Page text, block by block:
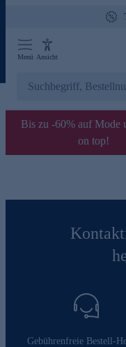
Menü Ansicht
Bis zu -60% auf Mode
on top!
Gebührenfreie Bestell-